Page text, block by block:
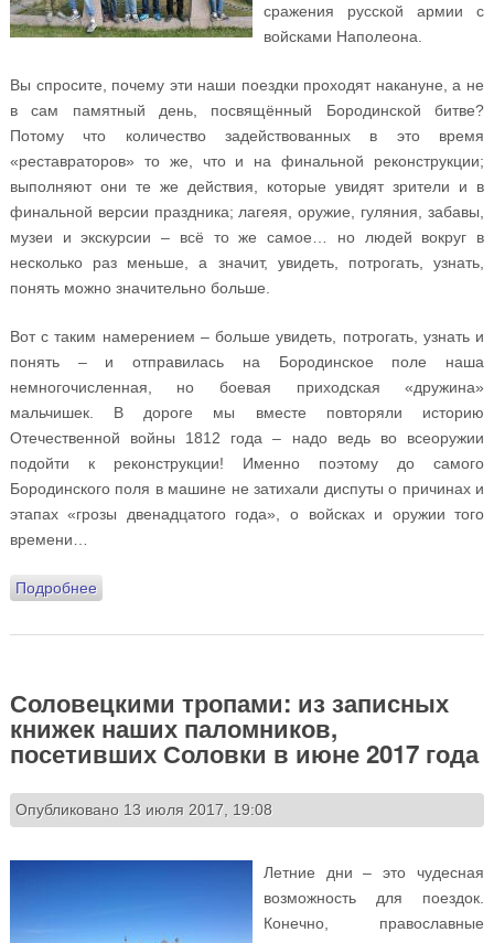
сражения русской армии с
войсками Наполеона.
Вы спросите, почему эти наши поездки проходят накануне, а не
в сам памятный день, посвящённый Бородинской битве?
Потому что количество задействованных в это время
«реставраторов» то же, что и на финальной реконструкции;
выполняют они те же действия, которые увидят зрители и в
финальной версии праздника; лагеяя, оружие, гуляния, забавы,
музеи и экскурсии – всё то же самое… но людей вокруг в
несколько раз меньше, а значит, увидеть, потрогать, узнать,
понять можно значительно больше.
Вот с таким намерением – больше увидеть, потрогать, узнать и
понять – и отправилась на Бородинское поле наша
немногочисленная, но боевая приходская «дружина»
мальчишек. В дороге мы вместе повторяли историю
Отечественной войны 1812 года – надо ведь во всеоружии
подойти к реконструкции! Именно поэтому до самого
Бородинского поля в машине не затихали диспуты о причинах и
этапах «грозы двенадцатого года», о войсках и оружии того
времени…
Подробнеео «Недаром помнит вся Россия…»: репетиция
Соловецкими тропами: из записных
книжек наших паломников,
посетивших Соловки в июне 2017 года
Опубликовано 13 июля 2017, 19:08
Летние дни – это чудесная
возможность для поездок.
Конечно, православные